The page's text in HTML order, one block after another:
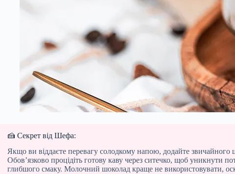
🍰 Секрет від Шефа:
Якщо ви віддаєте перевагу солодкому напою, додайте
Обов’язково процідіть готову каву через ситечко, щоб уникнути
глибшого смаку. Молочний шоколад краще не використовувати,